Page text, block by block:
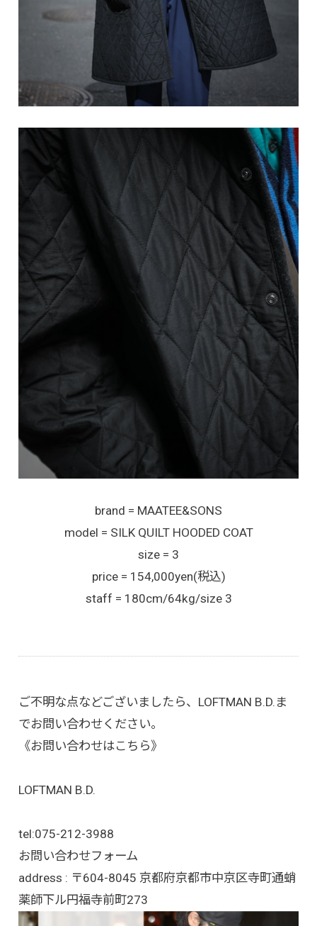
brand = MAATEE&SONS
model = SILK QUILT HOODED COAT
size = 3
price = 154,000yen(税込)
staff = 180cm/64kg/size 3
ご不明な点などございましたら、LOFTMAN B.D.ま
でお問い合わせください。
《お問い合わせはこちら》
LOFTMAN B.D.
tel:075-212-3988
お問い合わせフォーム
address : 〒604-8045 京都府京都市中京区寺町通蛸
薬師下ル円福寺前町273